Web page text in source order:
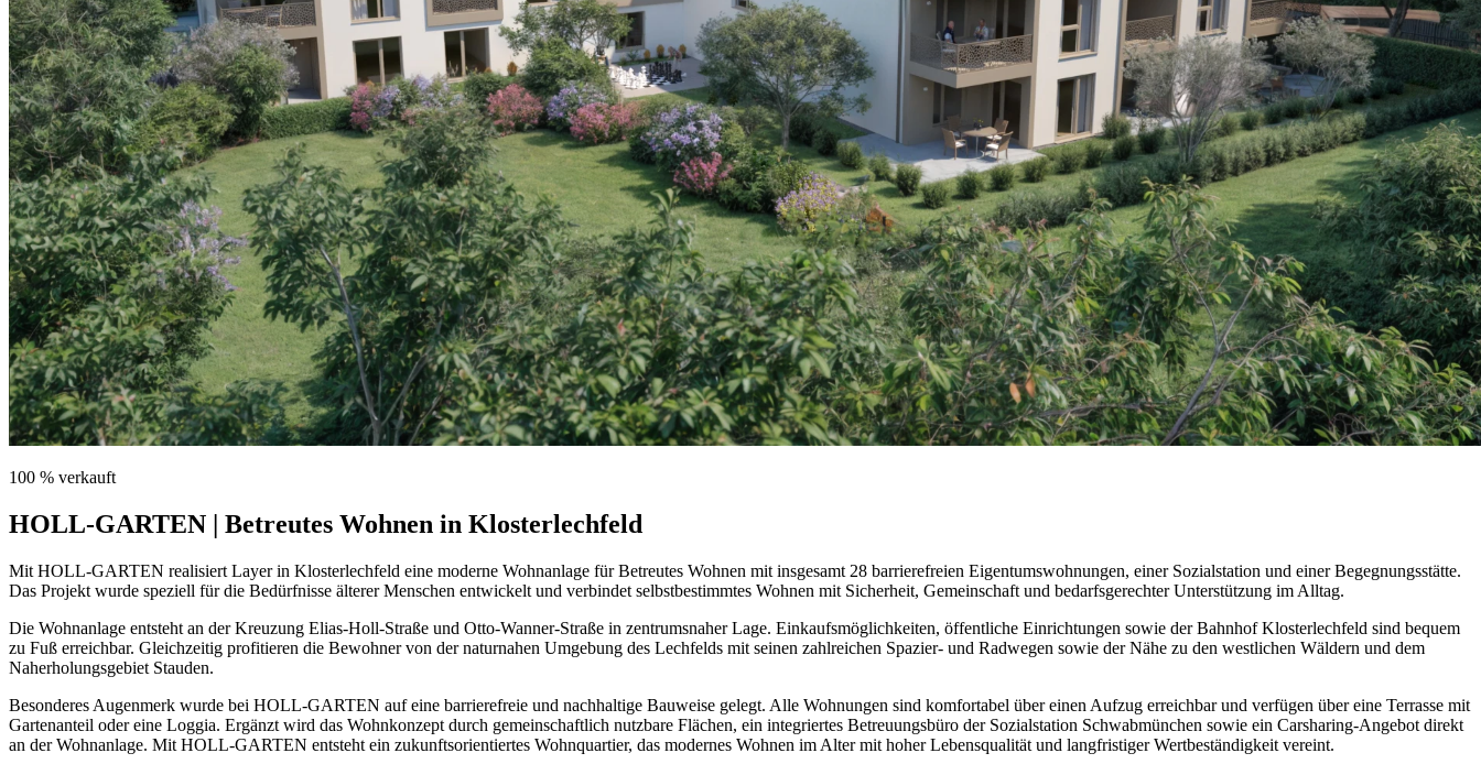
100 % verkauft
HOLL-GARTEN | Betreutes Wohnen in Klosterlechfeld
Mit HOLL-GARTEN realisiert Layer in Klosterlechfeld eine moderne Wohnanlage für Betreutes Wohnen mit insgesamt 28 barrierefreien Eigentumswohnungen, einer Sozialstation und einer Begegnungsstätte.
Das Projekt wurde speziell für die Bedürfnisse älterer Menschen entwickelt und verbindet selbstbestimmtes Wohnen mit Sicherheit, Gemeinschaft und bedarfsgerechter Unterstützung im Alltag.
Die Wohnanlage entsteht an der Kreuzung Elias-Holl-Straße und Otto-Wanner-Straße in zentrumsnaher Lage. Einkaufsmöglichkeiten, öffentliche Einrichtungen sowie der Bahnhof Klosterlechfeld sind bequem
zu Fuß erreichbar. Gleichzeitig profitieren die Bewohner von der naturnahen Umgebung des Lechfelds mit seinen zahlreichen Spazier- und Radwegen sowie der Nähe zu den westlichen Wäldern und dem
Naherholungsgebiet Stauden.
Besonderes Augenmerk wurde bei HOLL-GARTEN auf eine barrierefreie und nachhaltige Bauweise gelegt. Alle Wohnungen sind komfortabel über einen Aufzug erreichbar und verfügen über eine Terrasse mit
Gartenanteil oder eine Loggia. Ergänzt wird das Wohnkonzept durch gemeinschaftlich nutzbare Flächen, ein integriertes Betreuungsbüro der Sozialstation Schwabmünchen sowie ein Carsharing-Angebot direkt
an der Wohnanlage. Mit HOLL-GARTEN entsteht ein zukunftsorientiertes Wohnquartier, das modernes Wohnen im Alter mit hoher Lebensqualität und langfristiger Wertbeständigkeit vereint.